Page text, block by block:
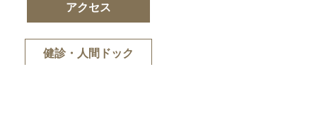
アクセス
健診・人間ドック